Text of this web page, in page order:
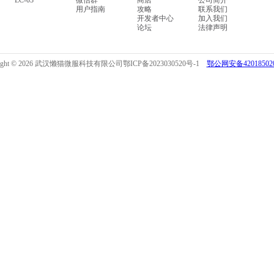
用户指南
攻略
开发者中心
论坛
联系我们
加入我们
法律声明
© 2026 武汉懒猫微服科技有限公司鄂ICP备2023030520号-1 鄂公网安备